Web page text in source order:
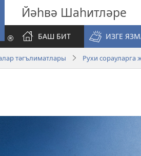
Йәһвә Шаһитләре
БАШ БИТ
ИЗГЕ
тәгълиматлары Рухи сорауларга